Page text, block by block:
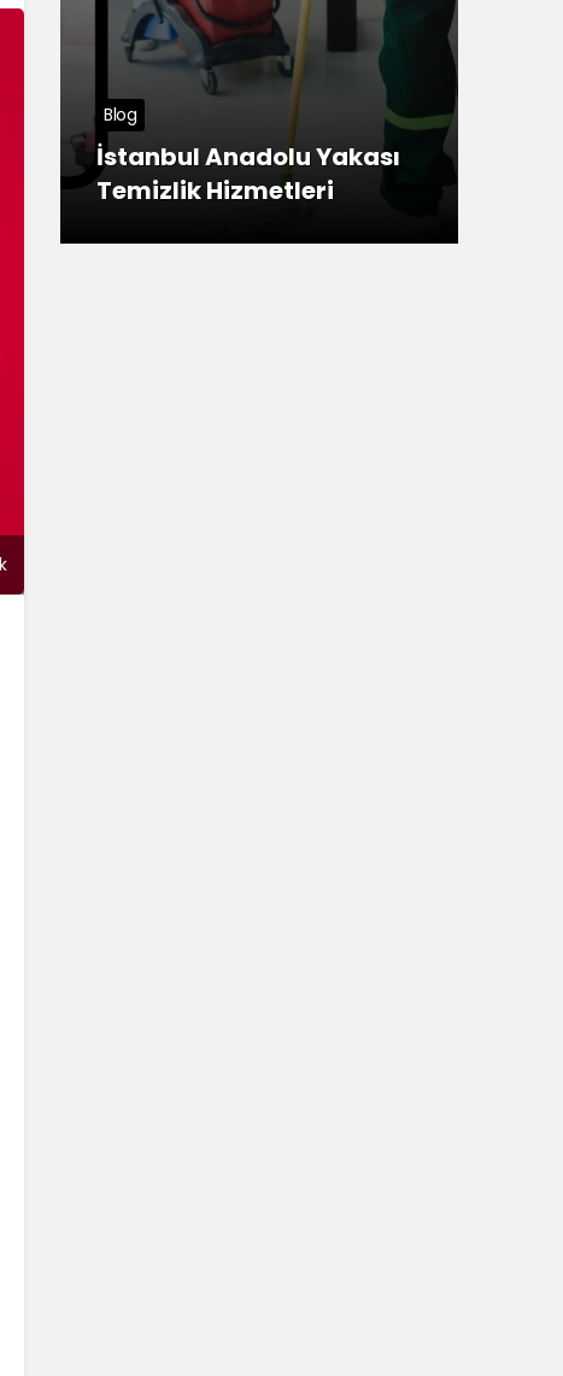
Yakası
Tuzla Haberleri
Meşhur Sivas Köftesi
Anadolu Yakası’nda
nerede yenir?